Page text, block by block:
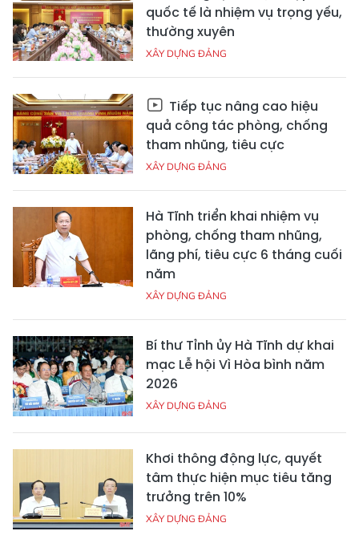
quốc tế là nhiệm vụ trọng yếu,
thường xuyên
XÂY DỰNG ĐẢNG
Tiếp tục nâng cao hiệu
quả công tác phòng, chống
tham nhũng, tiêu cực
XÂY DỰNG ĐẢNG
Hà Tĩnh triển khai nhiệm vụ
phòng, chống tham nhũng,
lãng phí, tiêu cực 6 tháng cuối
năm
XÂY DỰNG ĐẢNG
Bí thư Tỉnh ủy Hà Tĩnh dự khai
mạc Lễ hội Vì Hòa bình năm
2026
XÂY DỰNG ĐẢNG
Khơi thông động lực, quyết
tâm thực hiện mục tiêu tăng
trưởng trên 10%
XÂY DỰNG ĐẢNG